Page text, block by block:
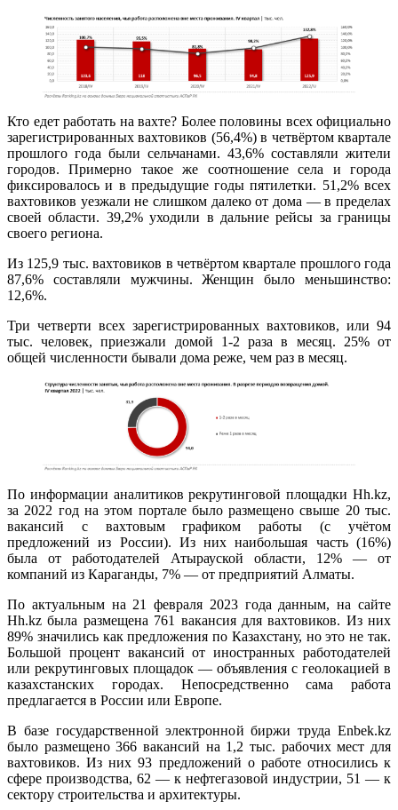
Кто едет работать на вахте? Более половины всех официально
зарегистрированных вахтовиков (56,4%) в четвёртом квартале
прошлого года были сельчанами. 43,6% составляли жители
городов. Примерно такое же соотношение села и города
фиксировалось и в предыдущие годы пятилетки. 51,2% всех
вахтовиков уезжали не слишком далеко от дома — в пределах
своей области. 39,2% уходили в дальние рейсы за границы
своего региона.
Из 125,9 тыс. вахтовиков в четвёртом квартале прошлого года
87,6% составляли мужчины. Женщин было меньшинство:
12,6%.
Три четверти всех зарегистрированных вахтовиков, или 94
тыс. человек, приезжали домой 1-2 раза в месяц. 25% от
общей численности бывали дома реже, чем раз в месяц.
По информации аналитиков рекрутинговой площадки Hh.kz,
за 2022 год на этом портале было размещено свыше 20 тыс.
вакансий с вахтовым графиком работы (с учётом
предложений из России). Из них наибольшая часть (16%)
была от работодателей Атырауской области, 12% — от
компаний из Караганды, 7% — от предприятий Алматы.
По актуальным на 21 февраля 2023 года данным, на сайте
Hh.kz была размещена 761 вакансия для вахтовиков. Из них
89% значились как предложения по Казахстану, но это не так.
Большой процент вакансий от иностранных работодателей
или рекрутинговых площадок — объявления с геолокацией в
казахстанских городах. Непосредственно сама работа
предлагается в России или Европе.
В базе государственной электронной биржи труда Enbek.kz
было размещено 366 вакансий на 1,2 тыс. рабочих мест для
вахтовиков. Из них 93 предложений о работе относились к
сфере производства, 62 — к нефтегазовой индустрии, 51 — к
сектору строительства и архитектуры.